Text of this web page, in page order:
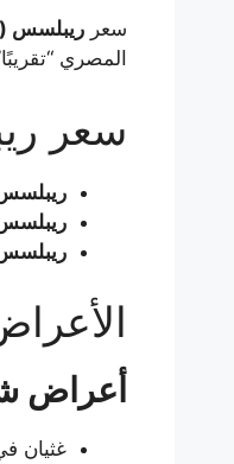
سعر ريبلسس (Rybelsus)
المصري
سعر
ريبلسس 3 مجم (30
ريبلسس 7 مجم (30
ريبلسس 14 مجم (30
أعراض
غثيان